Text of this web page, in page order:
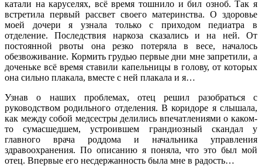
катали на каруселях, всё время тошнило и бил озноб. Так я
встретила первый рассвет своего материнства. О здоровье
моей дочери я узнала только с приходом педиатра в
отделение. Последствия наркоза сказались и на ней. От
постоянной рвоты она резко потеряла в весе, началось
обезвоживание. Кормить грудью первые дни мне запретили, а
доченьке всё время ставили капельницы в голову, от которых
она сильно плакала, вместе с ней плакала и я…
Узнав о наших проблемах, отец решил разобраться с
руководством родильного отделения. В коридоре я слышала,
как между собой медсестры делились впечатлениями о каком-
то сумасшедшем, устроившем грандиозный скандал у
главного врача роддома и начальника управления
здравоохранения. По описанию я поняла, что это был мой
отец. Впервые его несдержанность была мне в радость…